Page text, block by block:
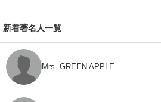
新着著名人一覧
Mrs. GREEN APPLE